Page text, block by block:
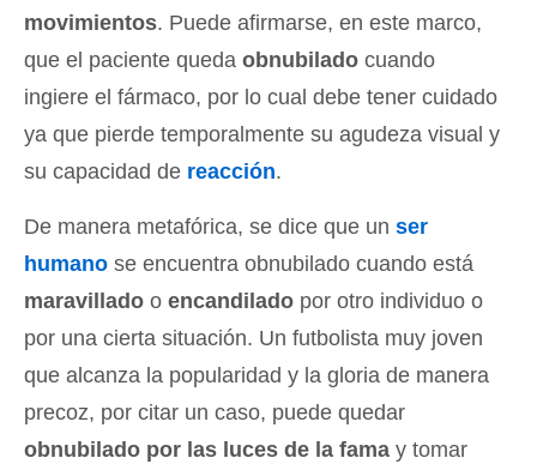
movimientos. Puede afirmarse, en este marco,
que el paciente queda obnubilado cuando
ingiere el fármaco, por lo cual debe tener cuidado
ya que pierde temporalmente su agudeza visual y
su capacidad de reacción.
De manera metafórica, se dice que un ser
humano se encuentra obnubilado cuando está
maravillado o encandilado por otro individuo o
por una cierta situación. Un futbolista muy joven
que alcanza la popularidad y la gloria de manera
precoz, por citar un caso, puede quedar
obnubilado por las luces de la fama y tomar